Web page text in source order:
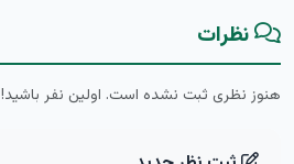
نظرات
هنوز نظری ثبت نشده است. اولین نفر باشید!